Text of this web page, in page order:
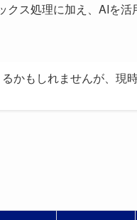
ス処理に加え、AIを
かもしれませんが、現